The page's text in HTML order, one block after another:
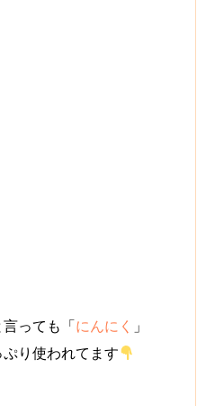
っても「にんにく 」
り使われてます